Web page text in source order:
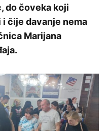
do čoveka koji
čije davanje nema
Marijana